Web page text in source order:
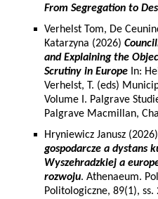
From Segregation to
Verhelst Tom, De
Katarzyna (2026)
and Explaining the
Scrutiny in Europe In:
Verhelst, T. (eds)
Volume I. Palgrave
Palgrave Macmillan,
Hryniewicz Janusz (2026)
gospodarcze a dystans
Wyszehradzkiej a
rozwoju. Athenaeum.
Politologiczne, 89(1), ss.